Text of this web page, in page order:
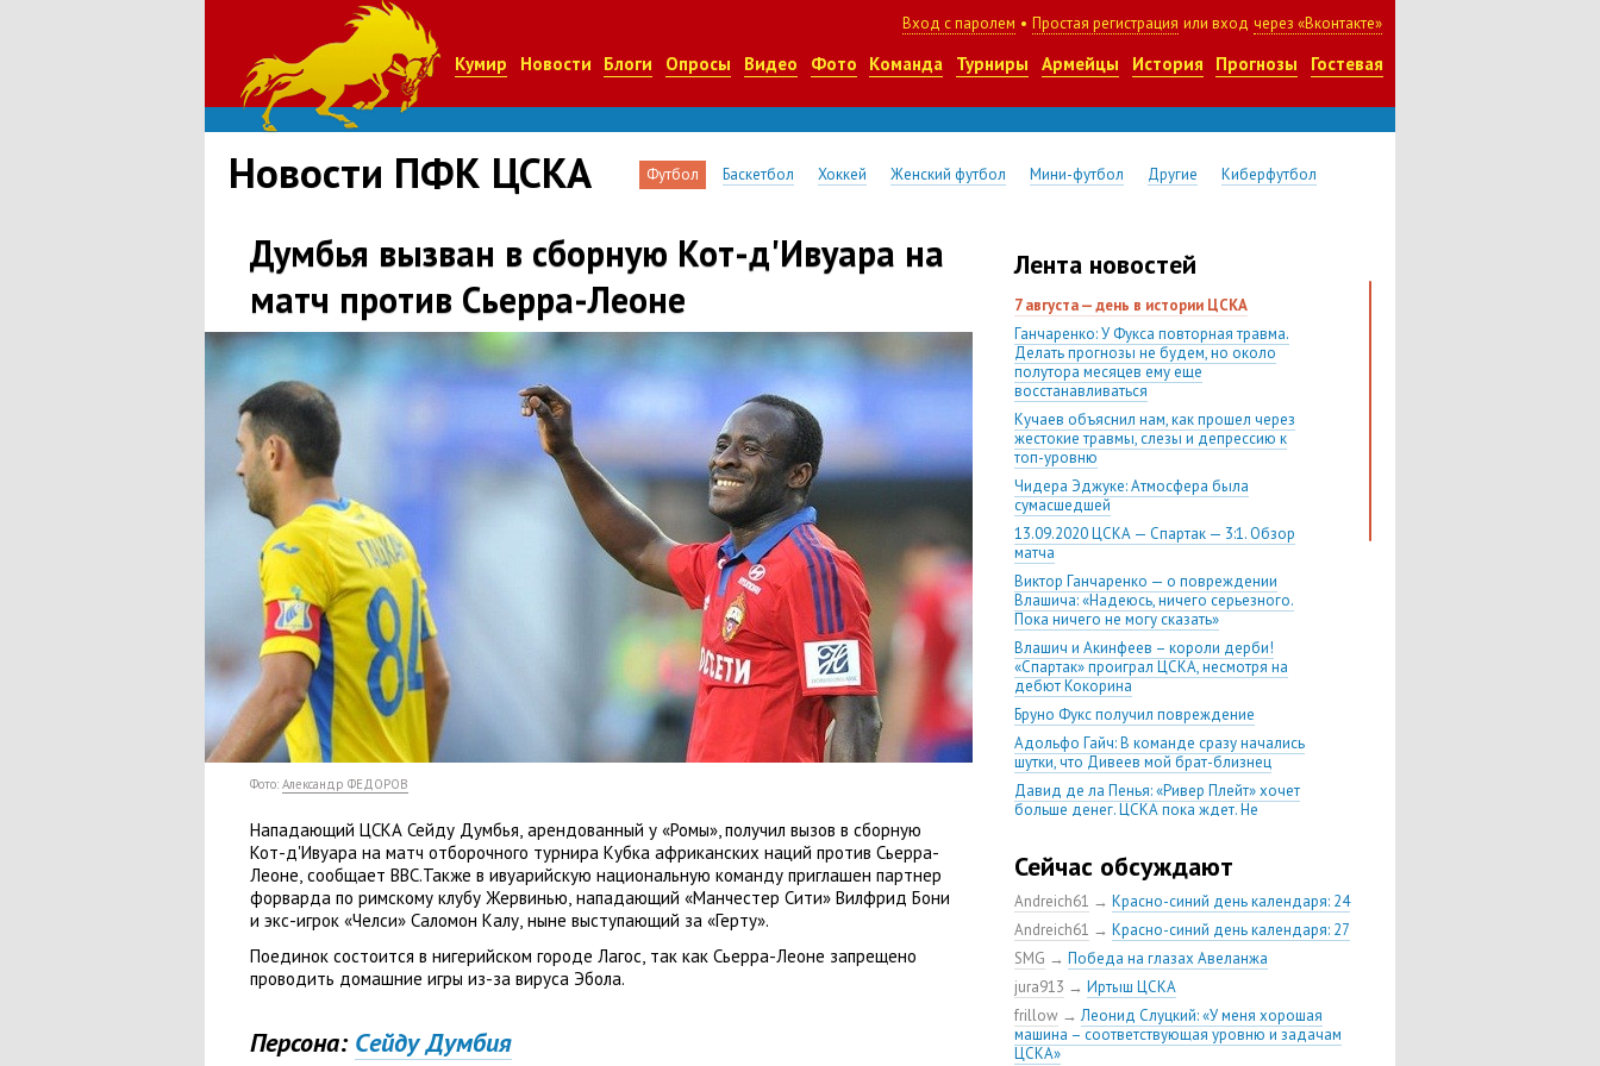
Вход с паролем • Простая регистрация или вход через «Вконтакте»
Кумир Новости Блоги Опросы Видео Фото Команда Турниры Армейцы История Прогнозы Гостевая
Новости ПФК ЦСКА Футбол Баскетбол Хоккей Женский футбол Мини-футбол Другие Киберфутбол
Думбья вызван в сборную Кот-д'Ивуара на
матч против Сьерра-Леоне
Фото: Александр ФЕДОРОВ
Нападающий ЦСКА Сейду Думбья, арендованный у «Ромы», получил вызов в сборную
Кот-д'Ивуара на матч отборочного турнира Кубка африканских наций против Сьерра-
Леоне, сообщает BBC.Также в ивуарийскую национальную команду приглашен партнер
форварда по римскому клубу Жервинью, нападающий «Манчестер Сити» Вилфрид Бони
и экс-игрок «Челси» Саломон Калу, ныне выступающий за «Герту».
Поединок состоится в нигерийском городе Лагос, так как Сьерра-Леоне запрещено
проводить домашние игры из-за вируса Эбола.
Персона: Cейду Думбия
Лента новостей
7 августа — день в истории ЦСКА
Ганчаренко: У Фукса повторная травма.
Делать прогнозы не будем, но около
полутора месяцев ему еще
восстанавливаться
Кучаев объяснил нам, как прошел через
жестокие травмы, слезы и депрессию к
топ-уровню
Чидера Эджуке: Атмосфера была
сумасшедшей
13.09.2020 ЦСКА — Спартак — 3:1. Обзор
матча
Виктор Ганчаренко — о повреждении
Влашича: «Надеюсь, ничего серьезного.
Пока ничего не могу сказать»
Влашич и Акинфеев – короли дерби!
«Спартак» проиграл ЦСКА, несмотря на
дебют Кокорина
Бруно Фукс получил повреждение
Адольфо Гайч: В команде сразу начались
шутки, что Дивеев мой брат-близнец
Давид де ла Пенья: «Ривер Плейт» хочет
больше денег. ЦСКА пока ждет. Не
08.08.2020 Химки — ЦСКА — 0:2. Обзор
матча
Первый матч сезона в РПЛ —
увереннейшая победа ЦСКА. Гончаренко
выпустил 11 россиян в старте
Ганчаренко — о Гайче: «Если покупаем за
большие деньги, значит, рассчитываем как
на основного форварда»
Ганчаренко: «Влашича сложно заменить,
но Кучаеву и Дзагоеву сегодня это
Сейчас обсуждают
Andreich61 → Красно-синий день календаря: 24
Andreich61 → Красно-синий день календаря: 27
SMG → Победа на глазах Авеланжа
jura913 → Иртыш ЦСКА
frillow →Леонид Слуцкий: «У меня хорошая
машина – соответствующая уровню и задачам
ЦСКА»